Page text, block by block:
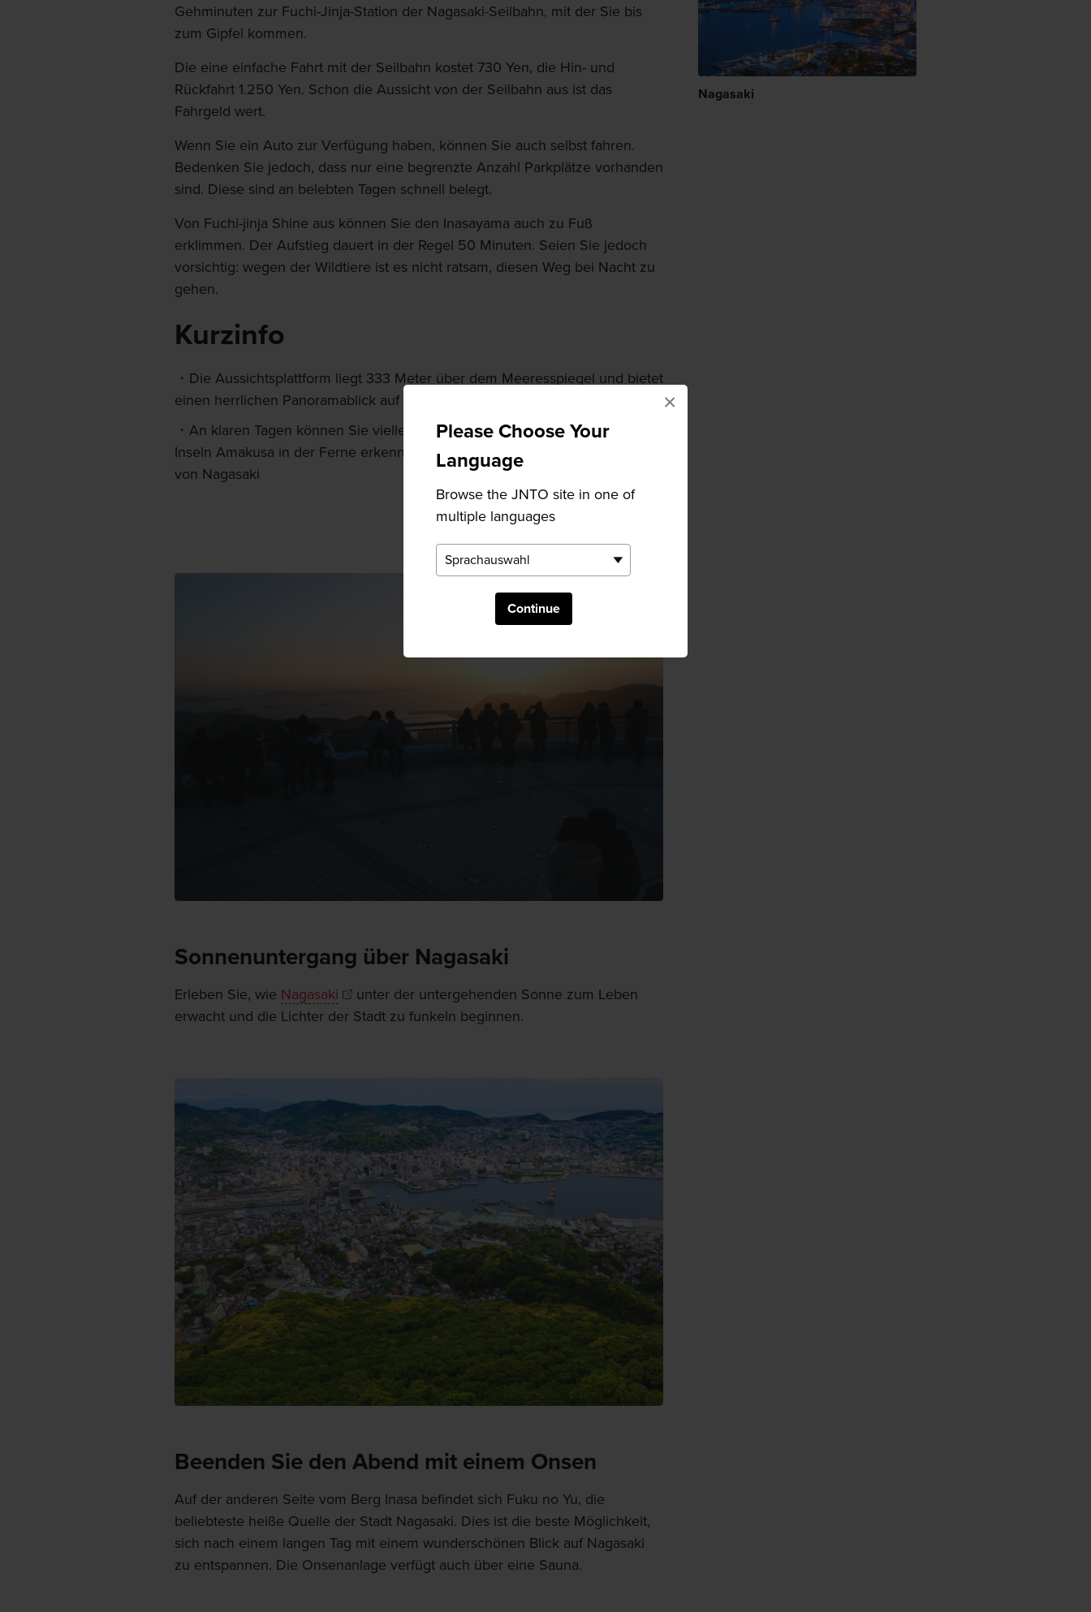
Please Choose Your
Language
Browse the JNTO site in one of
multiple languages
Continue
×
Gehminuten zur Fuchi-Jinja-Station der Nagasaki-Seilbahn, mit der Sie bis
zum Gipfel kommen.
Die eine einfache Fahrt mit der Seilbahn kostet 730 Yen, die Hin- und
Rückfahrt 1.250 Yen. Schon die Aussicht von der Seilbahn aus ist das
Fahrgeld wert.
Wenn Sie ein Auto zur Verfügung haben, können Sie auch selbst fahren.
Bedenken Sie jedoch, dass nur eine begrenzte Anzahl Parkplätze vorhanden
sind. Diese sind an belebten Tagen schnell belegt.
Von Fuchi-jinja Shine aus können Sie den Inasayama auch zu Fuß
erklimmen. Der Aufstieg dauert in der Regel 50 Minuten. Seien Sie jedoch
vorsichtig: wegen der Wildtiere ist es nicht ratsam, diesen Weg bei Nacht zu
gehen.
Kurzinfo
Die Aussichtsplattform liegt 333 Meter über dem Meeresspiegel und bietet
einen herrlichen Panoramablick auf Nagasaki
An klaren Tagen können Sie vielleicht sogar den Berg Unzen und die
Inseln Amakusa in der Ferne erkennen, ebenso wie die ruhigen Goto-Inseln
von Nagasaki
Sonnenuntergang über Nagasaki
Erleben Sie, wie Nagasaki
unter der untergehenden Sonne zum Leben
erwacht und die Lichter der Stadt zu funkeln beginnen.
Beenden Sie den Abend mit einem Onsen
Auf der anderen Seite vom Berg Inasa befindet sich Fuku no Yu, die
beliebteste heiße Quelle der Stadt Nagasaki. Dies ist die beste Möglichkeit,
sich nach einem langen Tag mit einem wunderschönen Blick auf Nagasaki
zu entspannen. Die Onsenanlage verfügt auch über eine Sauna.
Nagasaki